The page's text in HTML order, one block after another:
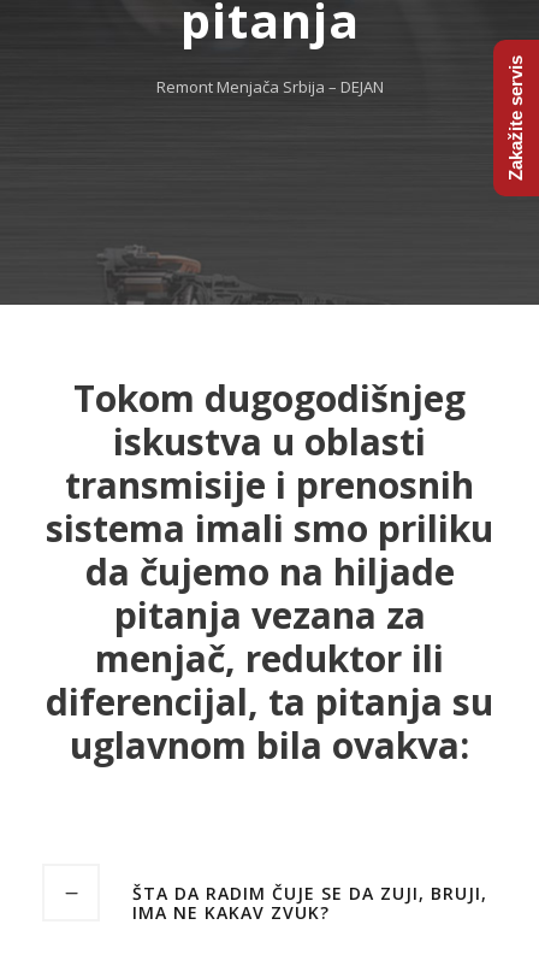
pitanja
Remont Menjača Srbija – DEJAN
Tokom dugogodišnjeg
iskustva u oblasti
transmisije i prenosnih
sistema imali smo priliku
da čujemo na hiljade
pitanja vezana za
menjač, reduktor ili
diferencijal, ta pitanja su
uglavnom bila ovakva:
ŠTA DA RADIM ČUJE SE DA ZUJI, BRUJI,
IMA NE KAKAV ZVUK?
Zakažite servis